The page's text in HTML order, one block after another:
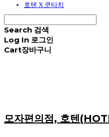
호텐 X 쿤타치
Search 검색
Log In 로그인
Cart장바구니
모자편의점, 호텐